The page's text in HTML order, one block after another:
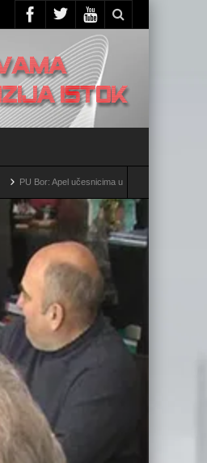
učesnicima u saobraćaju da povećaju oprez!